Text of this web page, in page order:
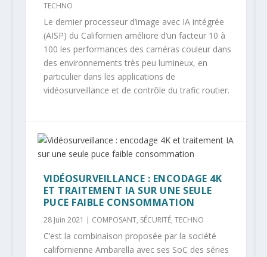
TECHNO
Le dernier processeur d’image avec IA intégrée
(AISP) du Californien améliore d’un facteur 10 à
100 les performances des caméras couleur dans
des environnements très peu lumineux, en
particulier dans les applications de
vidéosurveillance et de contrôle du trafic routier.
VIDÉOSURVEILLANCE : ENCODAGE 4K
ET TRAITEMENT IA SUR UNE SEULE
PUCE FAIBLE CONSOMMATION
28 Juin 2021 | COMPOSANT, SÉCURITÉ, TECHNO
C’est la combinaison proposée par la société
californienne Ambarella avec ses SoC des séries